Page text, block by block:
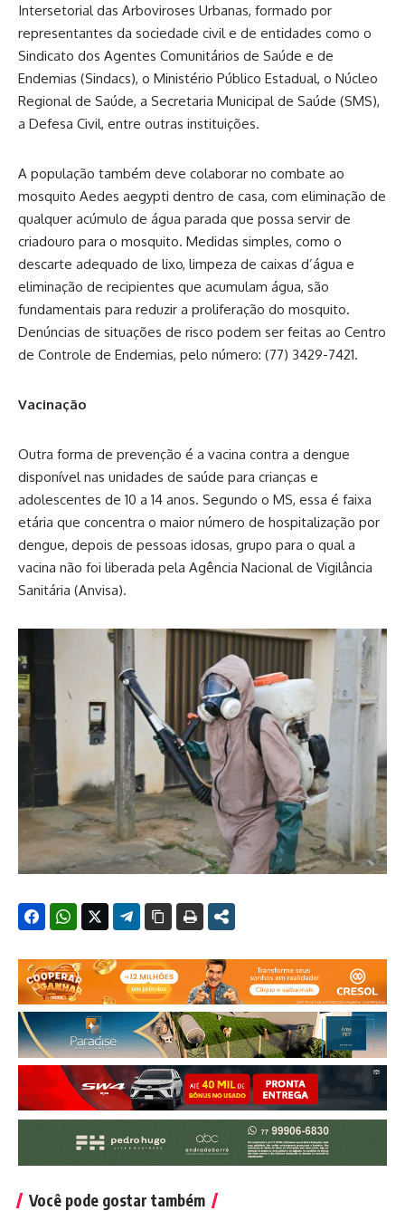
Intersetorial das Arboviroses Urbanas, formado por
representantes da sociedade civil e de entidades como o
Sindicato dos Agentes Comunitários de Saúde e de
Endemias (Sindacs), o Ministério Público Estadual, o Núcleo
Regional de Saúde, a Secretaria Municipal de Saúde (SMS),
a Defesa Civil, entre outras instituições.
A população também deve colaborar no combate ao
mosquito Aedes aegypti dentro de casa, com eliminação de
qualquer acúmulo de água parada que possa servir de
criadouro para o mosquito. Medidas simples, como o
descarte adequado de lixo, limpeza de caixas d’água e
eliminação de recipientes que acumulam água, são
fundamentais para reduzir a proliferação do mosquito.
Denúncias de situações de risco podem ser feitas ao Centro
de Controle de Endemias, pelo número: (77) 3429-7421.
Vacinação
Outra forma de prevenção é a vacina contra a dengue
disponível nas unidades de saúde para crianças e
adolescentes de 10 a 14 anos. Segundo o MS, essa é faixa
etária que concentra o maior número de hospitalização por
dengue, depois de pessoas idosas, grupo para o qual a
vacina não foi liberada pela Agência Nacional de Vigilância
Sanitária (Anvisa).
Você pode gostar também